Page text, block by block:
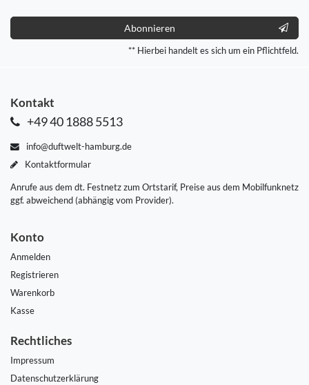
Abonnieren
** Hierbei handelt es sich um ein Pflichtfeld.
Kontakt
+49 40 1888 5513
info@duftwelt-hamburg.de
Kontaktformular
Anrufe aus dem dt. Festnetz zum Ortstarif, Preise aus dem Mobilfunknetz
ggf. abweichend (abhängig vom Provider).
Konto
Anmelden
Registrieren
Warenkorb
Kasse
Rechtliches
Impressum
Daten­schutz­erklärung